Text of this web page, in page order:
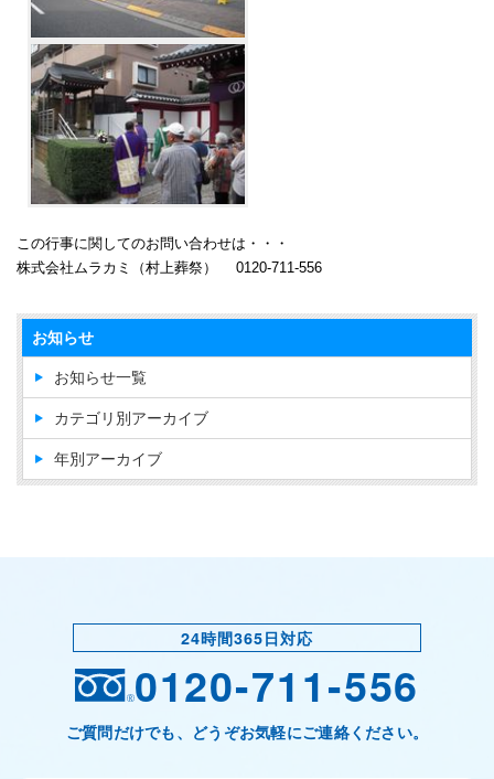
この行事に関してのお問い合わせは・・・
株式会社ムラカミ（村上葬祭） 0120-711-556
お知らせ
お知らせ一覧
カテゴリ別アーカイブ
年別アーカイブ
24時間365日対応
0120-711-556
ご質問だけでも、どうぞお気軽にご連絡ください。